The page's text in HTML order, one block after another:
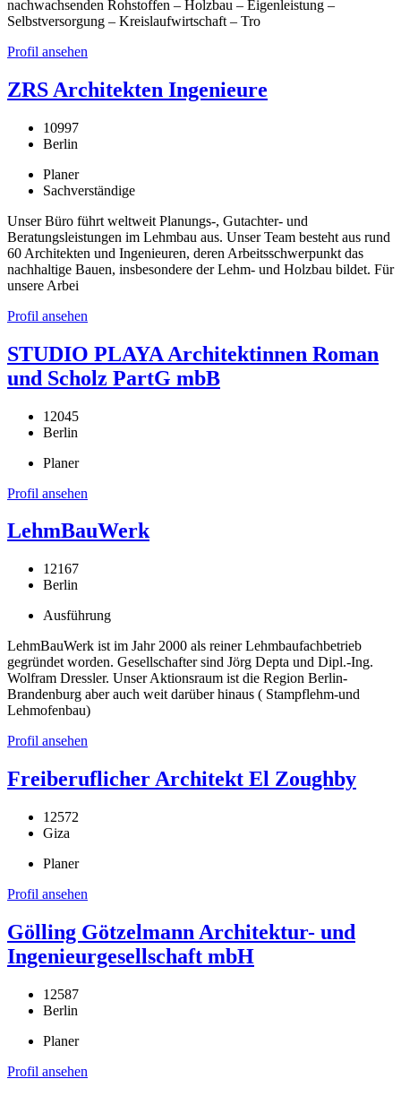
nachwachsenden Rohstoffen – Holzbau – Eigenleistung –
Selbstversorgung – Kreislaufwirtschaft – Tro
Profil ansehen
ZRS Architekten Ingenieure
10997
Berlin
Planer
Sachverständige
Unser Büro führt weltweit Planungs-, Gutachter- und
Beratungsleistungen im Lehmbau aus. Unser Team besteht aus rund
60 Architekten und Ingenieuren, deren Arbeitsschwerpunkt das
nachhaltige Bauen, insbesondere der Lehm- und Holzbau bildet. Für
unsere Arbei
Profil ansehen
STUDIO PLAYA Architektinnen Roman
und Scholz PartG mbB
12045
Berlin
Planer
Profil ansehen
LehmBauWerk
12167
Berlin
Ausführung
LehmBauWerk ist im Jahr 2000 als reiner Lehmbaufachbetrieb
gegründet worden. Gesellschafter sind Jörg Depta und Dipl.-Ing.
Wolfram Dressler. Unser Aktionsraum ist die Region Berlin-
Brandenburg aber auch weit darüber hinaus ( Stampflehm-und
Lehmofenbau)
Profil ansehen
Freiberuflicher Architekt El Zoughby
12572
Giza
Planer
Profil ansehen
Gölling Götzelmann Architektur- und
Ingenieurgesellschaft mbH
12587
Berlin
Planer
Profil ansehen